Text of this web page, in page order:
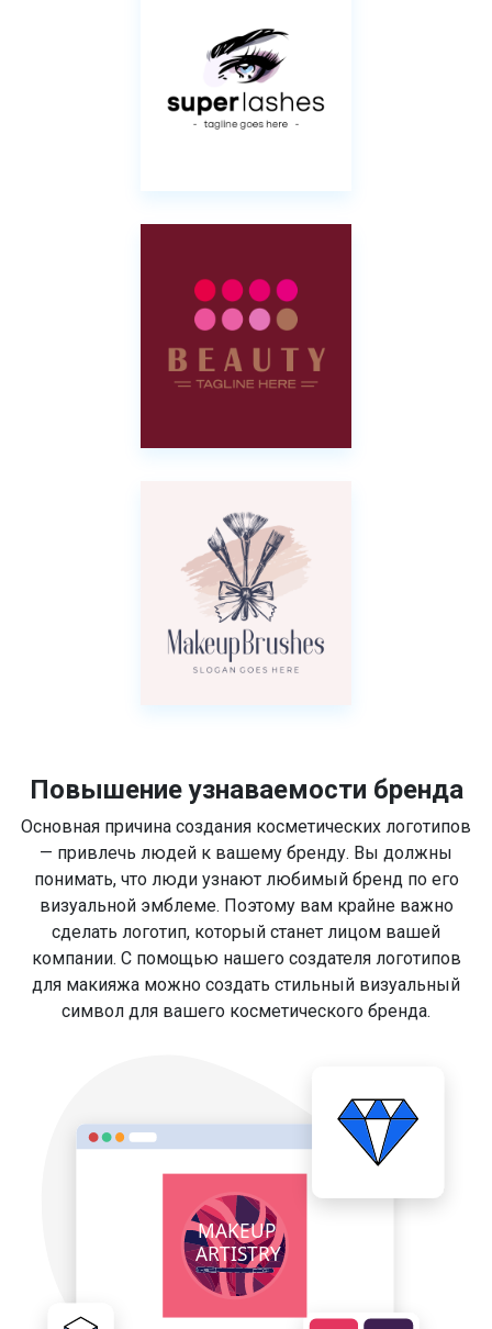
Повышение узнаваемости бренда
Основная причина создания косметических логотипов
— привлечь людей к вашему бренду. Вы должны
понимать, что люди узнают любимый бренд по его
визуальной эмблеме. Поэтому вам крайне важно
сделать логотип, который станет лицом вашей
компании. С помощью нашего создателя логотипов
для макияжа можно создать стильный визуальный
символ для вашего косметического бренда.